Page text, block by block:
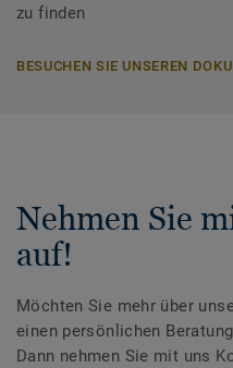
zu finden
BESUCHEN SIE UNSEREN
Nehmen Sie
auf!
Möchten Sie mehr über
einen persönlichen
Dann nehmen Sie mit uns